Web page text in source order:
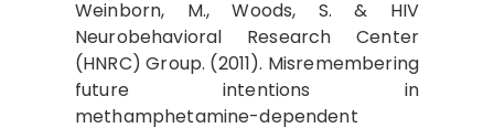
Weinborn, M., Woods, S. & HIV
Neurobehavioral Research Center
(HNRC) Group. (2011). Misremembering
future intentions in
methamphetamine-dependent